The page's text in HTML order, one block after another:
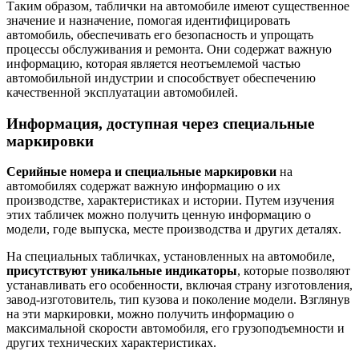
Таким образом, таблички на автомобиле имеют существенное
значение и назначение, помогая идентифицировать
автомобиль, обеспечивать его безопасность и упрощать
процессы обслуживания и ремонта. Они содержат важную
информацию, которая является неотъемлемой частью
автомобильной индустрии и способствует обеспечению
качественной эксплуатации автомобилей.
Информация, доступная через специальные
маркировки
Серийные номера и специальные маркировки на
автомобилях содержат важную информацию о их
производстве, характеристиках и истории. Путем изучения
этих табличек можно получить ценную информацию о
модели, годе выпуска, месте производства и других деталях.
На специальных табличках, установленных на автомобиле,
присутствуют уникальные индикаторы, которые позволяют
устанавливать его особенности, включая страну изготовления,
завод-изготовитель, тип кузова и поколение модели. Взглянув
на эти маркировки, можно получить информацию о
максимальной скорости автомобиля, его грузоподъемности и
других технических характеристиках.